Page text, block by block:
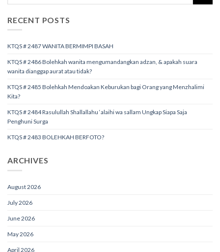
RECENT POSTS
KTQS # 2487 WANITA BERMIMPI BASAH
KTQS # 2486 Bolehkah wanita mengumandangkan adzan, & apakah suara
wanita dianggap aurat atau tidak?
KTQS # 2485 Bolehkah Mendoakan Keburukan bagi Orang yang Menzhalimi
Kita?
KTQS # 2484 Rasulullah Shallallahu ‘alaihi wa sallam Ungkap Siapa Saja
Penghuni Surga
KTQS # 2483 BOLEHKAH BERFOTO?
ARCHIVES
August 2026
July 2026
June 2026
May 2026
April 2026